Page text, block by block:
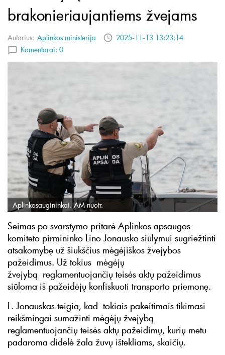
brakonieriaujantiems žvejams
Autorius: Aplinkos ministerija
2025-11-13 13:23:14
Komentarai: 0
Aplinkosaugininkai. AM nuotr.
Seimas po svarstymo pritarė Aplinkos apsaugos
komiteto pirmininko Lino Jonausko siūlymui sugriežtinti
atsakomybę už šiukščius mėgėjiškos žvejybos
pažeidimus. Už tokius mėgėjų
žvejybą reglamentuojančių teisės aktų pažeidimus
siūloma iš pažeidėjų konfiskuoti transporto priemonę.
L. Jonauskas teigia, kad tokiais pakeitimais tikimasi
reikšmingai sumažinti mėgėjų žvejybą
reglamentuojančių teisės aktų pažeidimų, kurių metu
padaroma didelė žala žuvų ištekliams, skaičių.